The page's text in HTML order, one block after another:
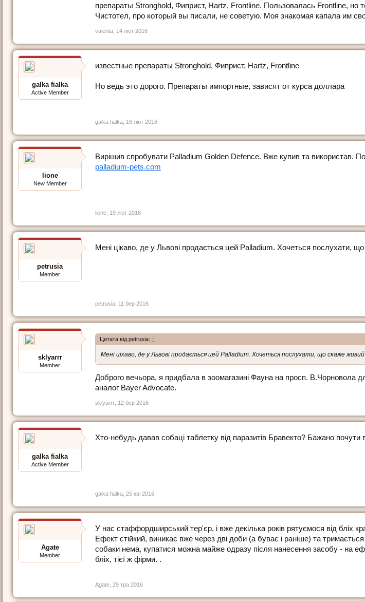
препараты Stronghold, Фиприст, Hartz, Frontline. Пользовалась Frontline, но
Чистотел, про который вы писали, не советую. Моя знакомая капала им
valenta 14 лют 2016
galka fialka
Active Member
известные препараты Stronghold, Фиприст, Hartz, Frontline
Но ведь это дорого. Препараты импортные, зависят от курса доллара
galka fialka 16 лют 2016
lione
New Member
Вирішив спробувати Palladium Golden Defence. Вже купив та використав.
palladium-pets.com
lione 19 лют 2016
petrusia
Member
Мені цікаво, де у Львові продається цей Palladium. Хочеться послухати,
petrusia 11 бер 2016
sklyarrr
Member
Цитата від petrusia: ↑
Мені цікаво, де у Львові продається цей Palladium. Хочеться послухати, що скаже
Доброго вечьора, я придбала в зоомагазині Фауна на просп. В.Чорновола
аналог Bayer Advocate.
sklyarrr 12 бер 2016
galka fialka
Active Member
Хто-небудь давав собаці таблетку від паразитів Бравекто? Бажано почути
galka fialka 25 кві 2016
Agate
Member
У нас стаффордширський тер'єр, і вже декілька років рятуємося від бліх
Ефект стійкий, виникає вже через дві доби (а буває і раніше) та
собаки нема, купатися можна майже одразу після нанесення засобу - на
бліх, тієї ж фірми. .
Agate 29 тра 2016